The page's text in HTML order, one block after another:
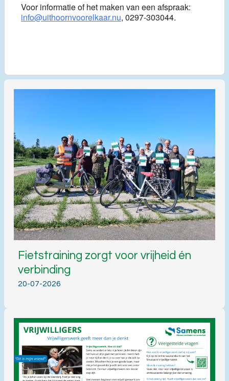
Voor informatie of het maken van een afspraak:
info@uithoornvoorelkaar.nu, 0297-303044.
Fietstraining zorgt voor vrijheid én
verbinding
20-07-2026